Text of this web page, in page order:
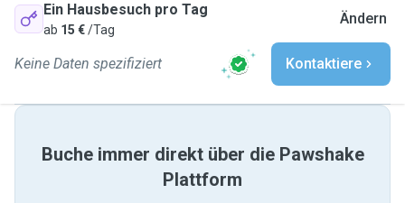
Ein Hausbesuch pro Tag
ab 15 €/Tag
Ändern
Keine Daten spezifiziert Kontaktiere
Buche immer direkt über die Pawshake
Plattform